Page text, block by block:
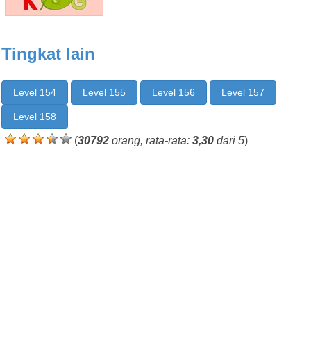
Tingkat lain
Level 154 Level 155 Level 156 Level 157
Level 158
(30792 orang, rata-rata: 3,30 dari 5)